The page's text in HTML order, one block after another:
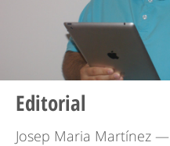
Editorial
Josep Maria Martínez —